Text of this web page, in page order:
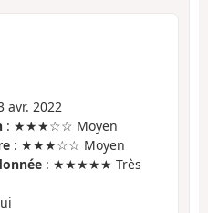
avr. 2022
: ★★★☆☆ Moyen
: ★★★☆☆ Moyen
: ★★★★★ Très